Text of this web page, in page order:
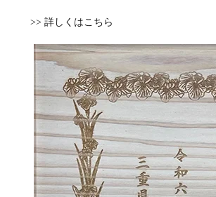
>> 詳しくはこちら